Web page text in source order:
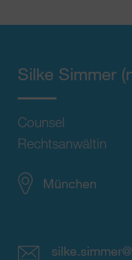
Silke Simmer
Counsel
Rechtsanwältin
München